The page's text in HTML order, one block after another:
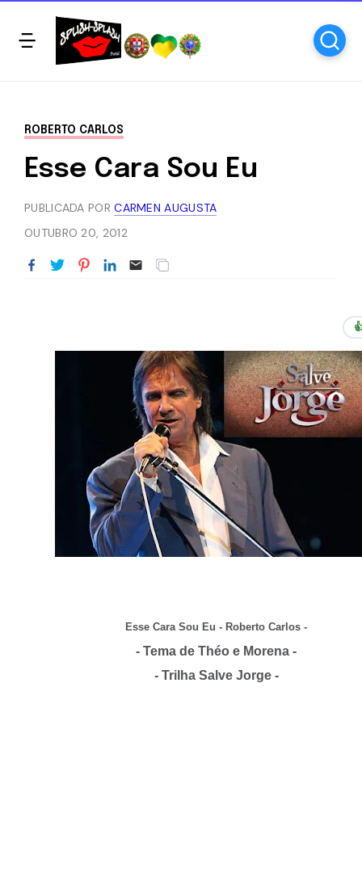
ROBERTO CARLOS
Esse Cara Sou Eu
PUBLICADA PORCARMEN AUGUSTA
OUTUBRO 20, 2012
Esse Cara Sou Eu - Roberto Carlos -
- Tema de Théo e Morena -
- Trilha Salve Jorge -